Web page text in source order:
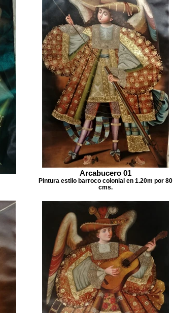
Arcabucero 01
Pintura estilo barroco colonial en 1.20m por 80
cms.